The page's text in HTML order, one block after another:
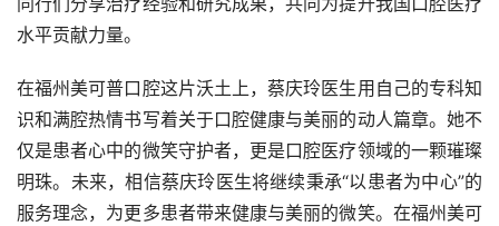
水平贡献力量。
在福州美可普口腔这片沃土上，蔡庆玲医生用自己的专科知
识和满腔热情书写着关于口腔健康与美丽的动人篇章。她不
仅是患者心中的微笑守护者，更是口腔医疗领域的一颗璀璨
明珠。未来，相信蔡庆玲医生将继续秉承“以患者为中心”的
服务理念，为更多患者带来健康与美丽的微笑。在福州美可